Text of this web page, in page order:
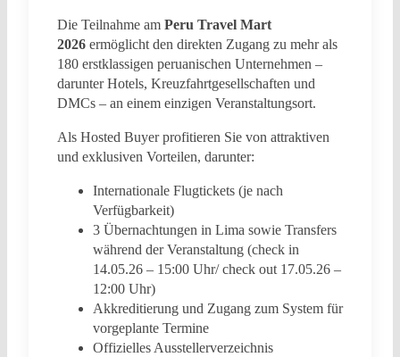
Die Teilnahme am Peru Travel Mart
2026 ermöglicht den direkten Zugang zu mehr als
180 erstklassigen peruanischen Unternehmen –
darunter Hotels, Kreuzfahrtgesellschaften und
DMCs – an einem einzigen Veranstaltungsort.
Als Hosted Buyer profitieren Sie von attraktiven
und exklusiven Vorteilen, darunter:
Internationale Flugtickets (je nach
Verfügbarkeit)
3 Übernachtungen in Lima sowie Transfers
während der Veranstaltung (check in
14.05.26 – 15:00 Uhr/ check out 17.05.26 –
12:00 Uhr)
Akkreditierung und Zugang zum System für
vorgeplante Termine
Offizielles Ausstellerverzeichnis